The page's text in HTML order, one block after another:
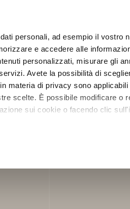
personali, ad esempio il vostro
e accedere alle
personalizzati, misurare gli
Avete la possibilità di
materia di privacy sono
scelte. È possibile modificare o
sui cookie o facendo clic
attivamente alla ricerca di